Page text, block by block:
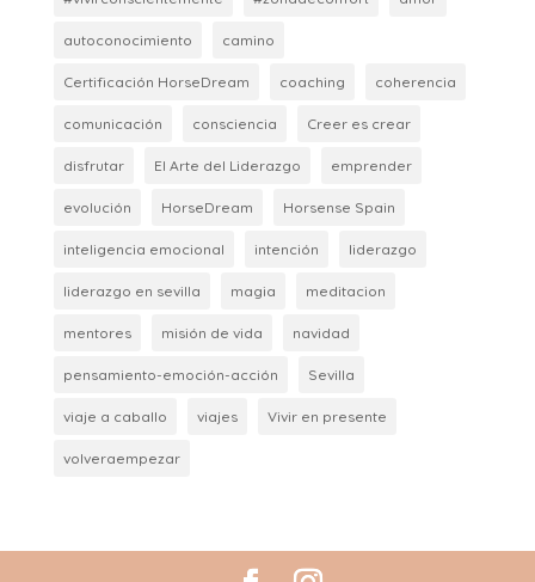
autoconocimiento camino
Certificación HorseDream coaching coherencia
comunicación consciencia Creer es crear
disfrutar El Arte del Liderazgo emprender
evolución HorseDream Horsense Spain
inteligencia emocional intención liderazgo
liderazgo en sevilla magia meditacion
mentores misión de vida navidad
pensamiento-emoción-acción Sevilla
viaje a caballo viajes Vivir en presente
volveraempezar